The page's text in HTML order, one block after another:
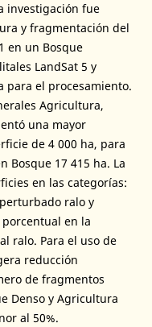
investigación fue
y fragmentación del
en un Bosque
LandSat 5 y
para el procesamiento.
Agricultura,
una mayor
de 4 000 ha, para
Bosque 17 415 ha. La
en las categorías:
ralo y
en la
ralo. Para el uso de
reducción
de fragmentos
Denso y Agricultura
al 50%.